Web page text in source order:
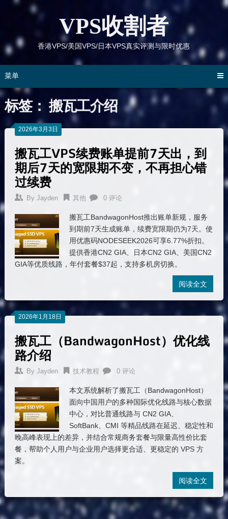
VPS收割者
香港VPS/美国VPS/日本VPS真实评测与限时优惠
菜单
标签： 搬瓦工介绍
2026年3月3日
搬瓦工VPS续费账单提前7天出，到
期后7天的宽限期不变，不再担心错
过续费
By Jayden 其他 0 评论
搬瓦工BandwagonHost推出账单新规，服务
到期前7天生成账单，续费宽限期仍为7天。使
用优惠码NODESEEK2026可享6.77%折扣。
提供香港CN2 GIA、日本CN2 GIA、美国CN2
GIA等优质线路，年付套餐$37起，支持多机房切换。
阅读全文
2026年1月18日
搬瓦工（BandwagonHost）优化线
路介绍
By Jayden 技术教程 0 评论
本文系统解析了搬瓦工（BandwagonHost）
面向中国用户的多种国际优化线路与核心数据
中心，对比普通线路与 CN2 GIA、
SoftBank、CMI 等精品线路在延迟、稳定性和
晚高峰表现上的差异，并结合常规商务套餐与限量高性价比套
餐，帮助个人用户与企业用户选择更合适、更稳定的 VPS 方
案。
阅读全文